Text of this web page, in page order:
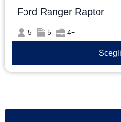
Ford Ranger Raptor
5 5 4+
Scegli